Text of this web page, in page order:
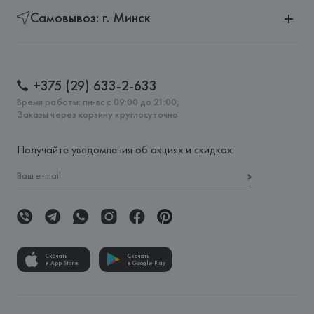
Самовывоз: г. Минск
+375 (29) 633-2-633
Время работы: пн-вс с 09:00 до 21:00,
Заказы через корзину круглосуточно
Получайте уведомления об акциях и скидках:
Скачать
в App Store
Скачать
в Google Play